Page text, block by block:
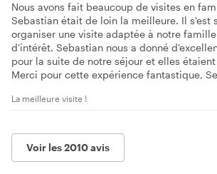
Nous avons fait beaucoup de visites en
Sebastian était de loin la meilleure. Il s'est
organiser une visite adaptée à notre
d'intérêt. Sebastian nous a donné
pour la suite de notre séjour et elles
Merci pour cette expérience fantastique,
La meilleure visite !
Voir les 2010 avis